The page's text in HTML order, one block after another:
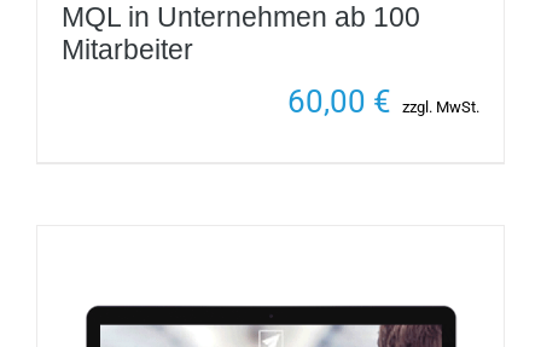
MQL in Unternehmen ab 100
Mitarbeiter
60,00 € zzgl. MwSt.